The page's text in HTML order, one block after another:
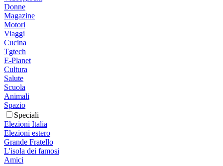
Donne
Magazine
Motori
Viaggi
Cucina
Tgtech
E-Planet
Cultura
Salute
Scuola
Animali
Spazio
Speciali
Elezioni Italia
Elezioni estero
Grande Fratello
L'isola dei famosi
Amici